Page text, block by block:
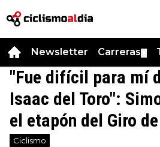
Newsletter Carreras
"Fue difícil para mí
Isaac del Toro":
el etapón del Giro
Ciclismo